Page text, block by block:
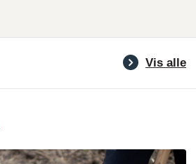
Vis alle